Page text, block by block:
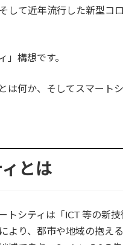
して近年流行した新型コ
」構想です。
は何か、そしてスマート
とは
トシティは「ICT 等の新
より、都市や地域の抱え